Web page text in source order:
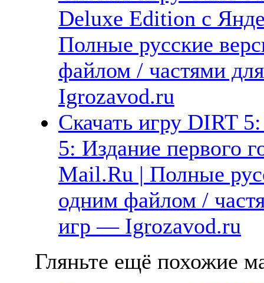
Deluxe Edition с
Полные русские
файлом / частями
Igrozavod.ru
Скачать игру DIRT
5: Издание первого
Mail.Ru | Полные
одним файлом /
игр — Igrozavod.ru
Гляньте ещё похожие